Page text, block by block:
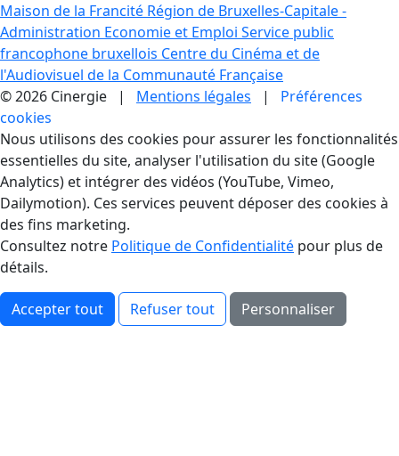
Maison de la Francité Région de Bruxelles-Capitale -
Administration Economie et Emploi Service public
francophone bruxellois Centre du Cinéma et de
l'Audiovisuel de la Communauté Française
© 2026 Cinergie | Mentions légales | Préférences
cookies
Gestion des Cookies
Nous utilisons des cookies pour assurer les fonctionnalités
essentielles du site, analyser l'utilisation du site (Google
Analytics) et intégrer des vidéos (YouTube, Vimeo,
Dailymotion). Ces services peuvent déposer des cookies à
des fins marketing.
Consultez notre Politique de Confidentialité pour plus de
détails.
Accepter tout Refuser tout Personnaliser